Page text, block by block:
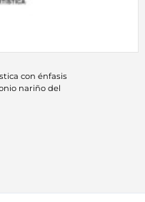
con énfasis
nariño del